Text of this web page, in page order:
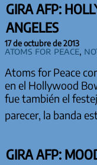
GIRA AFP:
ANGELES
17 de octubre de 2013
Atoms for Peace,
Atoms for Peace
en el Hollywood
fue también el
parecer, la banda
GIRA AFP: